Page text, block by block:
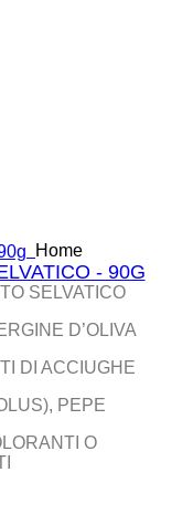
Home
- 90G
SELVATICO
D’OLIVA
DI ACCIUGHE
PEPE
O